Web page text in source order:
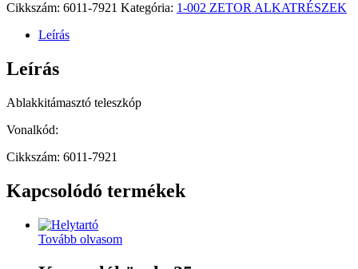
Cikkszám: 6011-7921 Kategória: 1-002 ZETOR ALKATRÉSZEK
Leírás
Leírás
Ablakkitámasztó teleszkóp
Vonalkód:
Cikkszám: 6011-7921
Kapcsolódó termékek
Tovább olvasom